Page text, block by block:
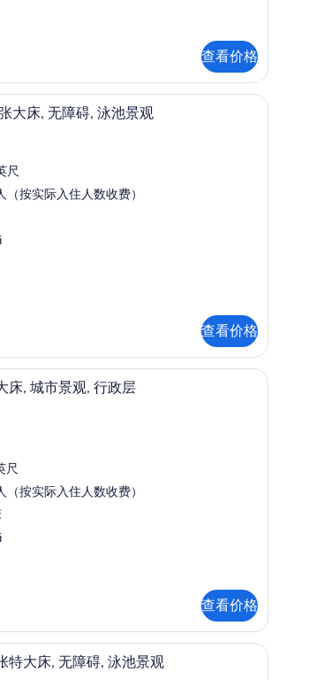
查看价格
高档床上用品、客房内保险箱、办公桌、遮光
大床, 无障碍, 泳池景观
分
尺
（按实际入住人数收费）
查看价格
高档床上用品、客房内保险箱、办公桌、遮光
床, 城市景观, 行政层
分
尺
（按实际入住人数收费）
查看价格
高档床上用品、客房内保险箱、办公桌、遮光
特大床, 无障碍, 泳池景观